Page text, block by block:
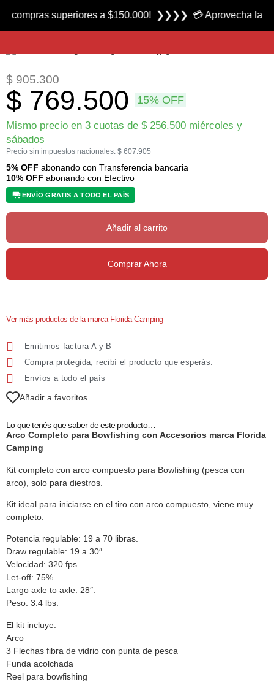
Producto nuevo
Arco Completo para Bowfishing con Accesorios marca Florida Camping
$905.300
$ 769.500 15% OFF
Mismo precio en 3 cuotas de $256.500 miércoles y
sábados
Precio sin impuestos nacionales: $ 607.905
5% OFF abonando con Transferencia bancaria
10% OFF abonando con Efectivo
ENVÍO GRATIS A TODO EL PAÍS
Añadir al carrito
Comprar Ahora
Ver más productos de la marca Florida Camping
Emitimos factura A y B
Compra protegida, recibí el producto que esperás.
Envíos a todo el país
Añadir a favoritos
Lo que tenés que saber de este producto…
Arco Completo para Bowfishing con Accesorios marca Florida
Camping
Kit completo con arco compuesto para Bowfishing (pesca con
arco), solo para diestros.
Kit ideal para iniciarse en el tiro con arco compuesto, viene muy
completo.
Potencia regulable: 19 a 70 libras.
Draw regulable: 19 a 30″.
Velocidad: 320 fps.
Let-off: 75%.
Largo axle to axle: 28″.
Peso: 3.4 lbs.
El kit incluye:
Arco
3 Flechas fibra de vidrio con punta de pesca
Funda acolchada
Reel para bowfishing
superiores a $150.000! ❯❯❯❯ 💳 Aprovecha las 3